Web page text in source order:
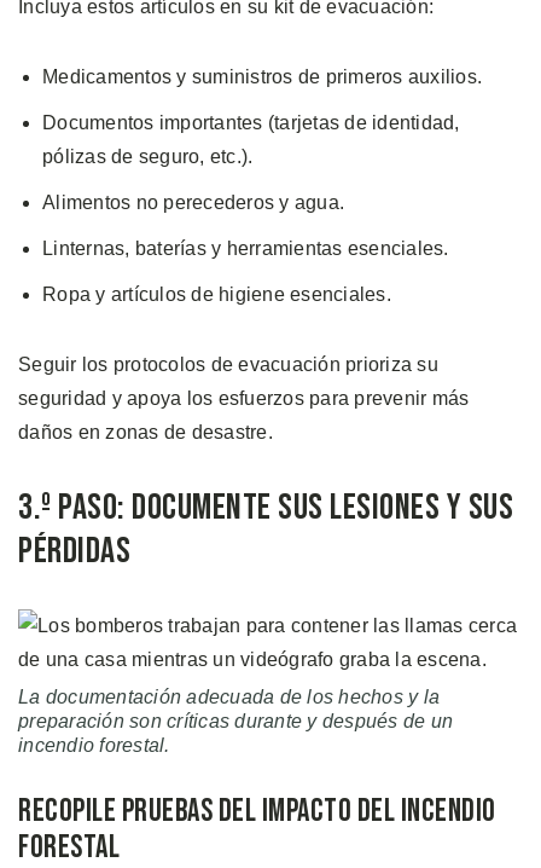
Incluya estos artículos en su kit de evacuación:
Medicamentos y suministros de primeros auxilios.
Documentos importantes (tarjetas de identidad,
pólizas de seguro, etc.).
Alimentos no perecederos y agua.
Linternas, baterías y herramientas esenciales.
Ropa y artículos de higiene esenciales.
Seguir los protocolos de evacuación prioriza su
seguridad y apoya los esfuerzos para prevenir más
daños en zonas de desastre.
3.º Paso: Documente sus Lesiones y sus
Pérdidas
La documentación adecuada de los hechos y la
preparación son críticas durante y después de un
incendio forestal.
Recopile Pruebas del Impacto del Incendio
Forestal